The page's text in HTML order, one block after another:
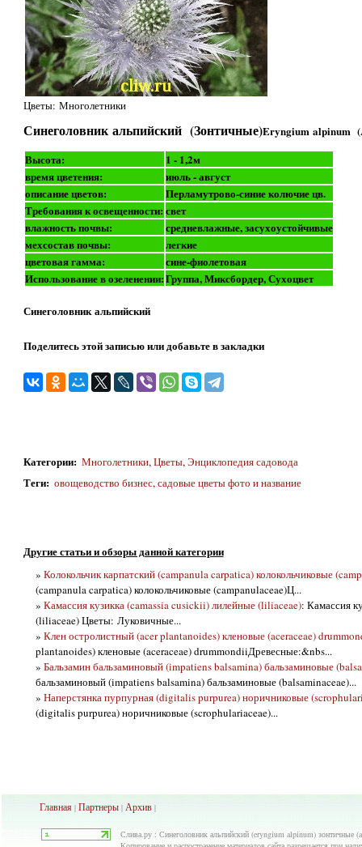
Цветы: Многолетники
Синеголовник альпийский (Зонтичные)Eryngium alpinum
Высота:
1 - 1,2м
время цветения:
июль - август
описание цветов:
Перламутрово-синие колючие цв.
Требования к освещенности: свет
влажность почвы:
средневлажные, засухоустойчивые
мехсостав почвы:
легкие
цветовая гамма:
сине-фиолетовая
Использование в озеленении:Группа, Миксбордер, Сухоцвет
Синеголовник альпийский
Поделитесь этой записью или добавьте в закладки
Категории: Многолетники,Цветы,Энциклопедия садовода
Теги: овощеводство бизнес,садовые цветы фото и название
Другие статьи и обзоры данной категории
» Колокольчик карпатский (campanula carpatica) колокольчиковые
(campanula carpatica) колокольчиковые (campanulaceae)Ц...
» Камассия кузикка (camassia cusickii) лилейные (liliaceae): Камассия
(liliaceae) Цветы: Луковичные...
» Клен остролистный (acer plantanoides) кленовые (aceraceae)
plantanoides) кленовые (aceraceae) drummondiiДревесные:&nbs...
» Бальзамин бальзаминовый (impatiens balsamina) бальзаминовые
бальзаминовый (impatiens balsamina) бальзаминовые (balsaminaceae)...
» Наперстянка пурпурная (digitalis purpurea) норичниковые
(digitalis purpurea) норичниковые (scrophulariaceae)...
Главная| Партнеры| Архив|
Слива.ру : Синеголовник альпийский (eryngium alpinum) зонтичные